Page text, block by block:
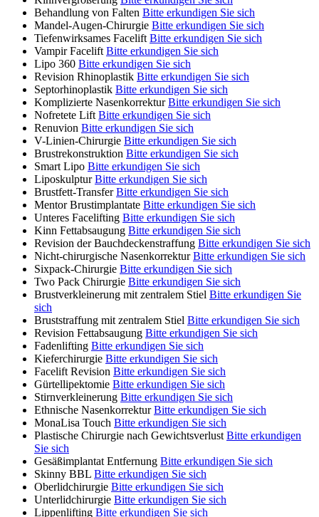
Behandlung von Falten Bitte erkundigen Sie sich
Mandel-Augen-Chirurgie Bitte erkundigen Sie sich
Tiefenwirksames Facelift Bitte erkundigen Sie sich
Vampir Facelift Bitte erkundigen Sie sich
Lipo 360 Bitte erkundigen Sie sich
Revision Rhinoplastik Bitte erkundigen Sie sich
Septorhinoplastik Bitte erkundigen Sie sich
Komplizierte Nasenkorrektur Bitte erkundigen Sie sich
Nofretete Lift Bitte erkundigen Sie sich
Renuvion Bitte erkundigen Sie sich
V-Linien-Chirurgie Bitte erkundigen Sie sich
Brustrekonstruktion Bitte erkundigen Sie sich
Smart Lipo Bitte erkundigen Sie sich
Liposkulptur Bitte erkundigen Sie sich
Brustfett-Transfer Bitte erkundigen Sie sich
Mentor Brustimplantate Bitte erkundigen Sie sich
Unteres Facelifting Bitte erkundigen Sie sich
Kinn Fettabsaugung Bitte erkundigen Sie sich
Revision der Bauchdeckenstraffung Bitte erkundigen Sie sich
Nicht-chirurgische Nasenkorrektur Bitte erkundigen Sie sich
Sixpack-Chirurgie Bitte erkundigen Sie sich
Two Pack Chirurgie Bitte erkundigen Sie sich
Brustverkleinerung mit zentralem Stiel Bitte erkundigen Sie
sich
Bruststraffung mit zentralem Stiel Bitte erkundigen Sie sich
Revision Fettabsaugung Bitte erkundigen Sie sich
Fadenlifting Bitte erkundigen Sie sich
Kieferchirurgie Bitte erkundigen Sie sich
Facelift Revision Bitte erkundigen Sie sich
Gürtellipektomie Bitte erkundigen Sie sich
Stirnverkleinerung Bitte erkundigen Sie sich
Ethnische Nasenkorrektur Bitte erkundigen Sie sich
MonaLisa Touch Bitte erkundigen Sie sich
Plastische Chirurgie nach Gewichtsverlust Bitte erkundigen
Sie sich
Gesäßimplantat Entfernung Bitte erkundigen Sie sich
Skinny BBL Bitte erkundigen Sie sich
Oberlidchirurgie Bitte erkundigen Sie sich
Unterlidchirurgie Bitte erkundigen Sie sich
Lippenlifting Bitte erkundigen Sie sich